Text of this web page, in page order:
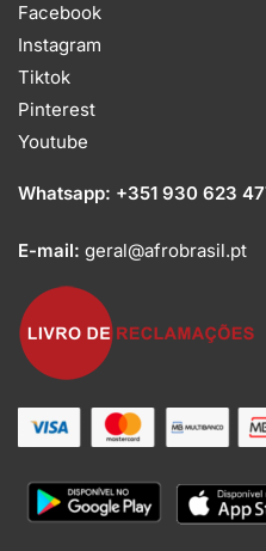
Facebook
Instagram
Tiktok
Pinterest
Youtube
Whatsapp: +351 930 623
E-mail: geral@afrobrasil.pt